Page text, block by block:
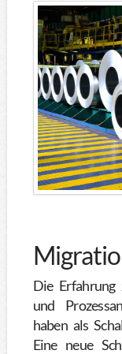
Die Erfahrung
und
haben als
Eine neue